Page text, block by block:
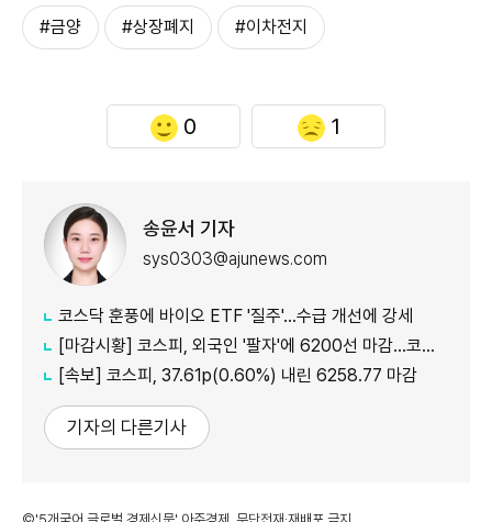
#금양 #상장폐지 #이차전지
0 1
송윤서 기자
sys0303@ajunews.com
코스닥 훈풍에 바이오 ETF '질주'…수급 개선에 강세
[마감시황] 코스피, 외국인 '팔자'에 6200선 마감…코스닥도 하락
[속보] 코스피, 37.61p(0.60%) 내린 6258.77 마감
기자의 다른기사